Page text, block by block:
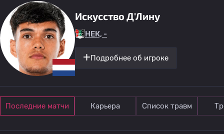
Искусство Д'Лину
НЕК, -
Подробнее об игроке
Последние матчи Карьера Список травм